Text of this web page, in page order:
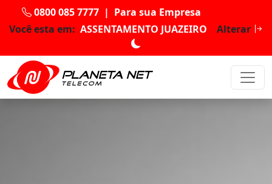
0800 085 7777 | Para sua Empresa
Você esta em: ASSENTAMENTO JUAZEIRO Alterar